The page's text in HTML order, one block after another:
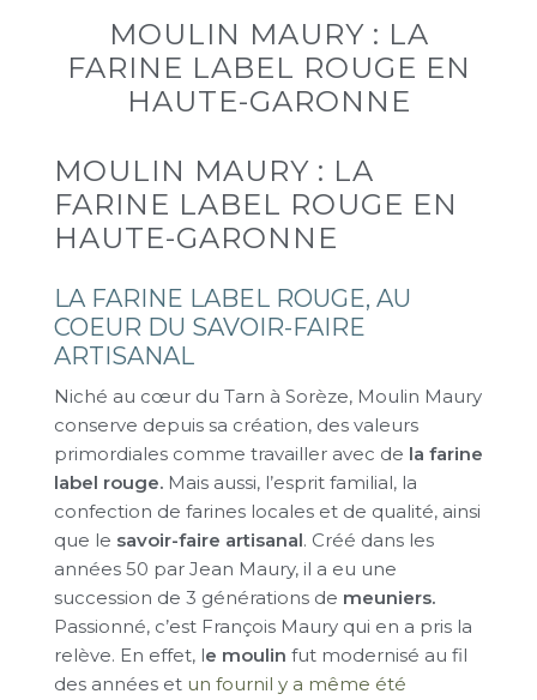
MOULIN MAURY : LA
FARINE LABEL ROUGE EN
HAUTE-GARONNE
MOULIN MAURY : LA
FARINE LABEL ROUGE EN
HAUTE-GARONNE
LA FARINE LABEL ROUGE, AU
COEUR DU SAVOIR-FAIRE
ARTISANAL
Niché au cœur du Tarn à Sorèze, Moulin Maury
conserve depuis sa création, des valeurs
primordiales comme travailler avec de la farine
label rouge. Mais aussi, l’esprit familial, la
confection de farines locales et de qualité, ainsi
que le savoir-faire artisanal. Créé dans les
années 50 par Jean Maury, il a eu une
succession de 3 générations de meuniers.
Passionné, c’est François Maury qui en a pris la
relève. En effet, le moulin fut modernisé au fil
des années et un fournil y a même été